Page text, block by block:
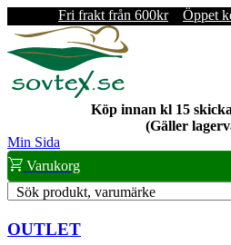
Fri frakt från 600kr Öppet
Köp innan kl 15
(Gäller
Min Sida
Varukorg
Sök produkt, varumärke
OUTLET